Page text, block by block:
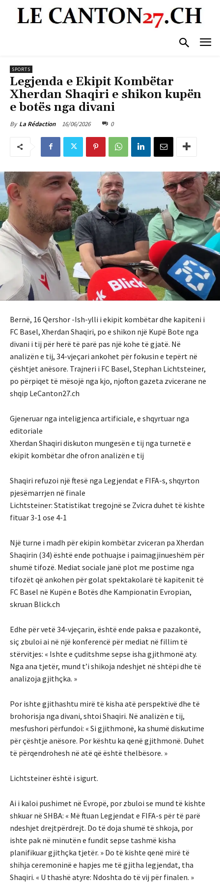
SPORTS
Legjenda e Ekipit Kombëtar
Xherdan Shaqiri e shikon kupën
e botës nga divani
By La Rédaction 16/06/2026 0
Bernë, 16 Qershor -Ish-ylli i ekipit kombëtar dhe kapiteni i
FC Basel, Xherdan Shaqiri, po e shikon një Kupë Bote nga
divani i tij për herë të parë pas një kohe të gjatë. Në
analizën e tij, 34-vjeçari ankohet për fokusin e tepërt në
çështjet anësore. Trajneri i FC Basel, Stephan Lichtsteiner,
po përpiqet të mësojë nga kjo, njofton gazeta zvicerane ne
shqip LeCanton27.ch
Gjeneruar nga inteligjenca artificiale, e shqyrtuar nga
editoriale
Xherdan Shaqiri diskuton mungesën e tij nga turnetë e
ekipit kombëtar dhe ofron analizën e tij
Shaqiri refuzoi një ftesë nga Legjendat e FIFA-s, shqyrton
pjesëmarrjen në finale
Lichtsteiner: Statistikat tregojnë se Zvicra duhet të kishte
fituar 3-1 ose 4-1
Një turne i madh për ekipin kombëtar zviceran pa Xherdan
Shaqirin (34) është ende pothuajse i paimagjinueshëm për
shumë tifozë. Mediat sociale janë plot me postime nga
tifozët që ankohen për golat spektakolarë të kapitenit të
FC Basel në Kupën e Botës dhe Kampionatin Evropian,
skruan Blick.ch
Edhe për vetë 34-vjeçarin, është ende paksa e pazakontë,
siç zbuloi ai në një konferencë për mediat në fillim të
stërvitjes: « Ishte e çuditshme sepse isha gjithmonë aty.
Nga ana tjetër, mund t’i shikoja ndeshjet në shtëpi dhe të
analizoja gjithçka. »
Por ishte gjithashtu mirë të kisha atë perspektivë dhe të
brohorisja nga divani, shtoi Shaqiri. Në analizën e tij,
mesfushori përfundoi: « Si gjithmonë, ka shumë diskutime
për çështje anësore. Por kështu ka qenë gjithmonë. Duhet
të përqendrohesh në atë që është thelbësore. »
Lichtsteiner është i sigurt.
Ai i kaloi pushimet në Evropë, por zbuloi se mund të kishte
shkuar në SHBA: « Më ftuan Legjendat e FIFA-s për të parë
ndeshjet drejtpërdrejt. Do të doja shumë të shkoja, por
ishte pak në minutën e fundit sepse tashmë kisha
planifikuar gjithçka tjetër. » Do të kishte qenë mirë të
shihja ceremoninë e hapjes me të gjitha legjendat, tha
Shaqiri. « U thashë atyre: Ndoshta do të vij për finalen. »